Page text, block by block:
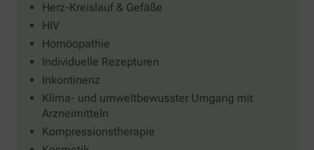
Herz-Kreislauf & Gefäße
HIV
Homöopathie
Individuelle Rezepturen
Inkontinenz
Klima- und umweltbewusster Umgang mit
Arzneimitteln
Kompressionstherapie